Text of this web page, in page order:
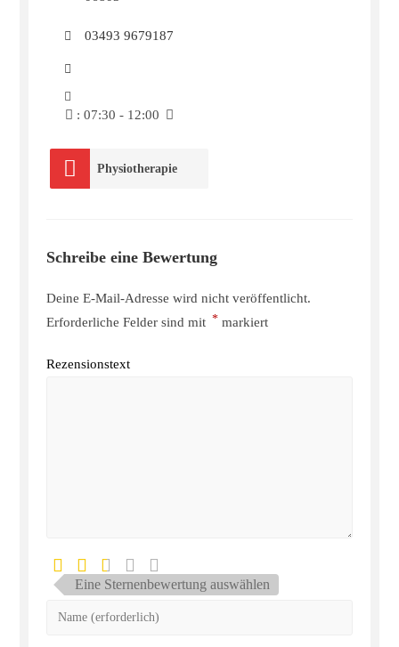
03493 9679187
: 07:30 - 12:00
Physiotherapie
Schreibe eine Bewertung
Deine E-Mail-Adresse wird nicht veröffentlicht.
Erforderliche Felder sind mit * markiert
Rezensionstext
Eine Sternenbewertung auswählen